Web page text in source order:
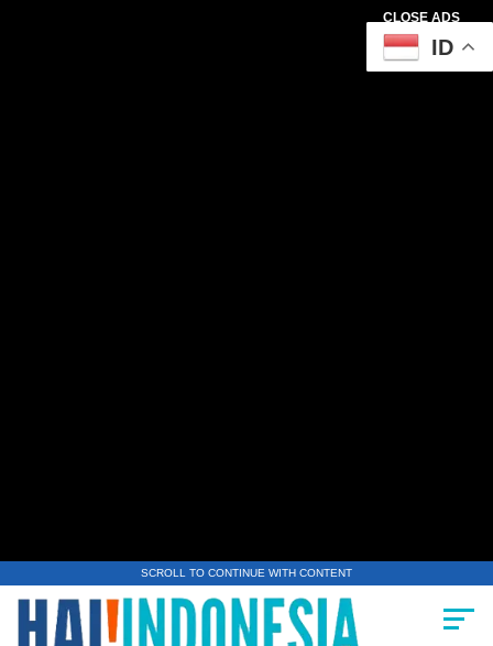
CLOSE ADS
SCROLL TO CONTINUE WITH CONTENT
ID